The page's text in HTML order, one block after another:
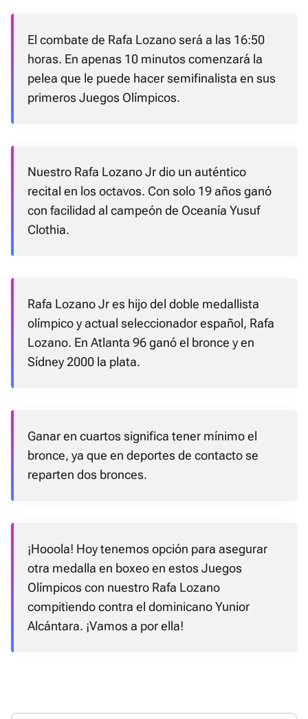
El combate de Rafa Lozano será a las 16:50
horas. En apenas 10 minutos comenzará la
pelea que le puede hacer semifinalista en sus
primeros Juegos Olímpicos.
Nuestro Rafa Lozano Jr dio un auténtico
recital en los octavos. Con solo 19 años ganó
con facilidad al campeón de Oceanía Yusuf
Clothia.
Rafa Lozano Jr es hijo del doble medallista
olímpico y actual seleccionador español, Rafa
Lozano. En Atlanta 96 ganó el bronce y en
Sídney 2000 la plata.
Ganar en cuartos significa tener mínimo el
bronce, ya que en deportes de contacto se
reparten dos bronces.
¡Hooola! Hoy tenemos opción para asegurar
otra medalla en boxeo en estos Juegos
Olímpicos con nuestro Rafa Lozano
compitiendo contra el dominicano Yunior
Alcántara. ¡Vamos a por ella!